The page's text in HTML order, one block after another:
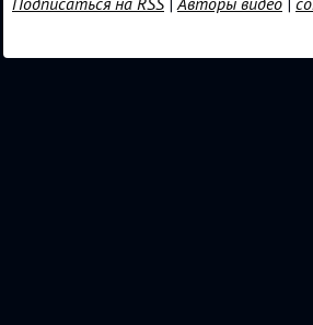
Подписаться на RSS|Авторы видео |